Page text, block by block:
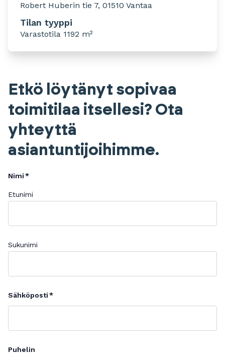
Robert Huberin tie 7, 01510 Vantaa
Tilan tyyppi
Varastotila 1192 m²
Etkö löytänyt sopivaa
toimitilaa itsellesi? Ota
yhteyttä
asiantuntijoihimme.
Nimi
Etunimi
Sukunimi
Sähköposti
Puhelin